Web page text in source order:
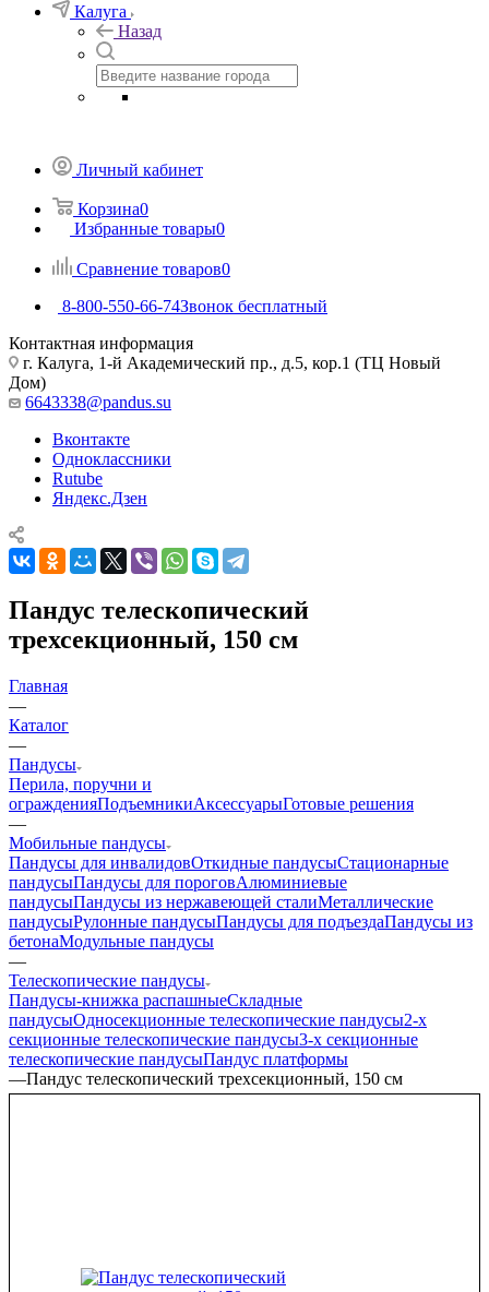
Калуга
Назад
Личный кабинет
Корзина0
Избранные товары0
Сравнение товаров0
8-800-550-66-74Звонок бесплатный
Контактная информация
г. Калуга, 1-й Академический пр., д.5, кор.1 (ТЦ Новый
Дом)
6643338@pandus.su
Вконтакте
Одноклассники
Rutube
Яндекс.Дзен
Пандус телескопический
трехсекционный, 150 см
Главная
—
Каталог
—
Пандусы
Перила, поручни и
огражденияПодъемникиАксессуарыГотовые решения
—
Мобильные пандусы
Пандусы для инвалидовОткидные пандусыСтационарные
пандусыПандусы для пороговАлюминиевые
пандусыПандусы из нержавеющей сталиМеталлические
пандусыРулонные пандусыПандусы для подъездаПандусы из
бетонаМодульные пандусы
—
Телескопические пандусы
Пандусы-книжка распашныеСкладные
пандусыОдносекционные телескопические пандусы2-х
секционные телескопические пандусы3-х секционные
телескопические пандусыПандус платформы
—Пандус телескопический трехсекционный, 150 см